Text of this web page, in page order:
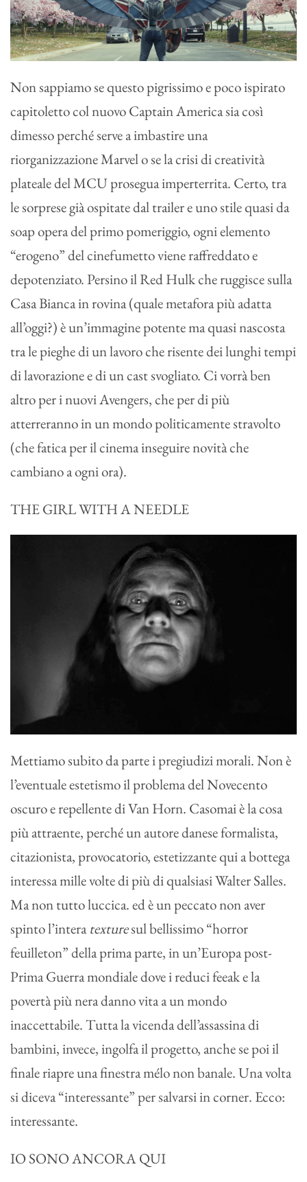
Non sappiamo se questo pigrissimo e poco ispirato
capitoletto col nuovo Captain America sia così
dimesso perché serve a imbastire una
riorganizzazione Marvel o se la crisi di creatività
plateale del MCU prosegua imperterrita. Certo, tra
le sorprese già ospitate dal trailer e uno stile quasi da
soap opera del primo pomeriggio, ogni elemento
“erogeno” del cinefumetto viene raffreddato e
depotenziato. Persino il Red Hulk che ruggisce sulla
Casa Bianca in rovina (quale metafora più adatta
all’oggi?) è un’immagine potente ma quasi nascosta
tra le pieghe di un lavoro che risente dei lunghi tempi
di lavorazione e di un cast svogliato. Ci vorrà ben
altro per i nuovi Avengers, che per di più
atterreranno in un mondo politicamente stravolto
(che fatica per il cinema inseguire novità che
cambiano a ogni ora).
THE GIRL WITH A NEEDLE
Mettiamo subito da parte i pregiudizi morali. Non è
l’eventuale estetismo il problema del Novecento
oscuro e repellente di Van Horn. Casomai è la cosa
più attraente, perché un autore danese formalista,
citazionista, provocatorio, estetizzante qui a bottega
interessa mille volte di più di qualsiasi Walter Salles.
Ma non tutto luccica. ed è un peccato non aver
spinto l’interatexturesul bellissimo “horror
feuilleton” della prima parte, in un’Europa post-
Prima Guerra mondiale dove i reduci feeak e la
povertà più nera danno vita a un mondo
inaccettabile. Tutta la vicenda dell’assassina di
bambini, invece, ingolfa il progetto, anche se poi il
finale riapre una finestra mélo non banale. Una volta
si diceva “interessante” per salvarsi in corner. Ecco:
interessante.
IO SONO ANCORA QUI